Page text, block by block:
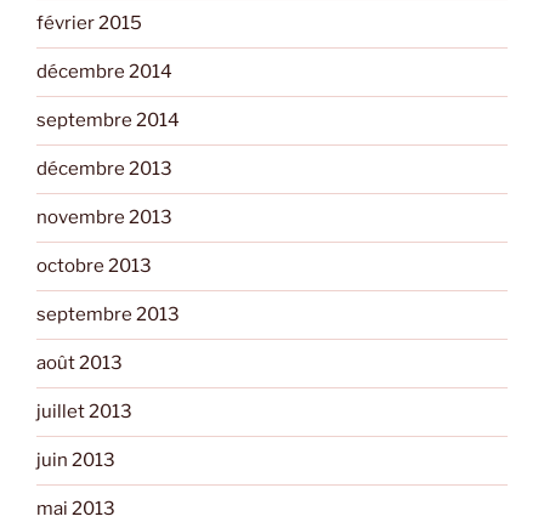
février 2015
décembre 2014
septembre 2014
décembre 2013
novembre 2013
octobre 2013
septembre 2013
août 2013
juillet 2013
juin 2013
mai 2013